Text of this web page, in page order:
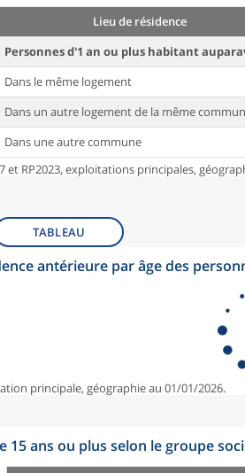
Lieu de résidence
Personnes d'1 an ou plus habitant
Dans le même logement
Dans un autre logement de la même
Dans une autre commune
et RP2023, exploitations principales,
TABLEAU
antérieure par âge des
principale, géographie au 01/01/2026.
15 ans ou plus selon le groupe